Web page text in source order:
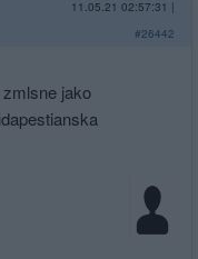
11.05.21 02:57:31 |
#26442
jako